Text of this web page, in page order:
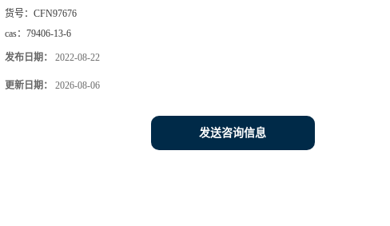
货号： CFN97676
cas： 79406-13-6
发布日期： 2022-08-22
更新日期： 2026-08-06
发送咨询信息